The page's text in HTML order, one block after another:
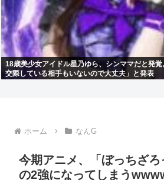
18歳美少女アイドル星乃ゆら、シンママだと発
交際している相手もいないので大丈夫」と発表
ホーム なんG
今期アニメ、「ぼっちざろ
の2強になってしまう